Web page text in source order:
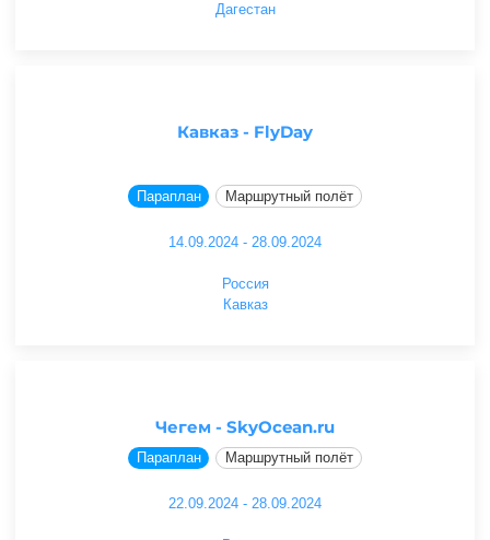
Дагестан
Кавказ - FlyDay
Параплан Маршрутный полёт
14.09.2024 - 28.09.2024
Россия
Кавказ
Чегем - SkyOcean.ru
Параплан Маршрутный полёт
22.09.2024 - 28.09.2024